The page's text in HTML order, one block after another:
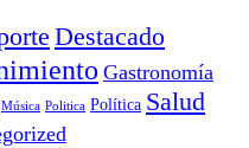
Destacado
Gastronomía
Música Politica Política Salud